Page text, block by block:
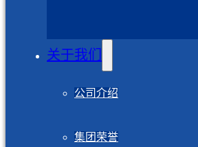
关于我们
公司介绍
集团荣誉